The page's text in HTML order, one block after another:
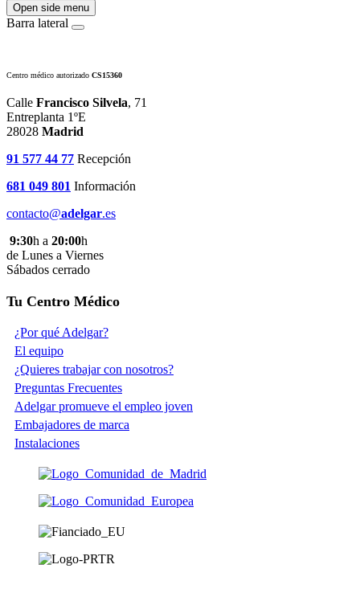
Open side menu
Barra lateral
Centro médico autorizado CS15360
Calle Francisco Silvela, 71
Entreplanta 1ºE
28028 Madrid
91 577 44 77 Recepción
681 049 801 Información
contacto@adelgar.es
9:30h a 20:00h
de Lunes a Viernes
Sábados cerrado
Tu Centro Médico
¿Por qué Adelgar?
El equipo
¿Quieres trabajar con nosotros?
Preguntas Frecuentes
Adelgar promueve el empleo joven
Embajadores de marca
Instalaciones